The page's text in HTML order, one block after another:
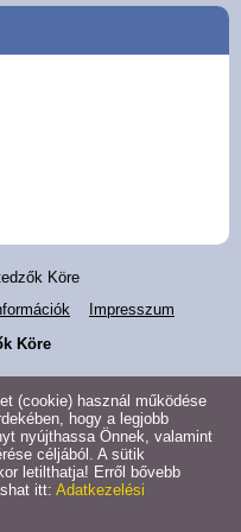
Köre
Impresszum
Köre
(cookie) használ működése
hogy a legjobb
nyújthassa Önnek, valamint
céljából. A sütik
letilthatja! Erről bővebb
itt: Adatkezelési